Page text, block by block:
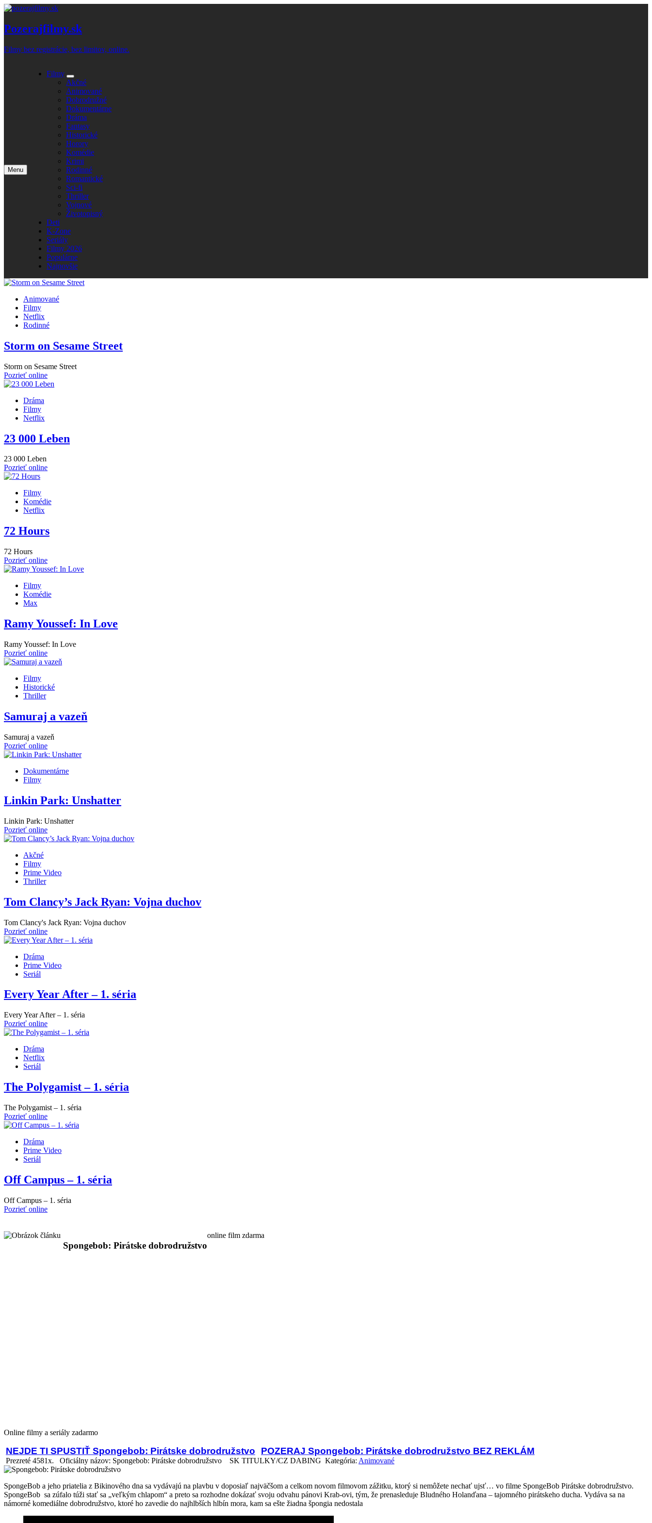
Skip
content
Pozerajfilmy.sk
Filmy bez registrácie, bez limitov, online.
Menu
Open
Filmy
Expand
submenu
Akčné
Animované
Dobrodružné
Dokumentárne
Dráma
Fantasy
Historické
Horory
Komédie
Krimi
Rodinné
Romantické
Sci-fi
Thriller
Vojnové
Životopisný
Deti
K-Zone
Seriály
Filmy 2026
Populárne
Najnovšie
Animované
Filmy
Netflix
Rodinné
Storm on Sesame Street
Storm on Sesame Street
Pozrieť online
Dráma
Filmy
Netflix
23 000 Leben
23 000 Leben
Pozrieť online
Filmy
Komédie
Netflix
72 Hours
72 Hours
Pozrieť online
Filmy
Komédie
Max
Ramy Youssef: In Love
Ramy Youssef: In Love
Pozrieť online
Filmy
Historické
Thriller
Samuraj a vazeň
Samuraj a vazeň
Pozrieť online
Dokumentárne
Filmy
Linkin Park: Unshatter
Linkin Park: Unshatter
Pozrieť online
Akčné
Filmy
Prime Video
Thriller
Tom Clancy’s Jack Ryan: Vojna duchov
Tom Clancy's Jack Ryan: Vojna duchov
Pozrieť online
Dráma
Prime Video
Seriál
Every Year After – 1. séria
Every Year After – 1. séria
Pozrieť online
Dráma
Netflix
Seriál
The Polygamist – 1. séria
The Polygamist – 1. séria
Pozrieť online
Dráma
Prime Video
Seriál
Off Campus – 1. séria
Off Campus – 1. séria
Pozrieť online
Spongebob: Pirátske dobrodružstvo
online film zdarma
Online filmy a seriály zadarmo
NEJDE TI SPUSTIŤ Spongebob: Pirátske dobrodružstvo POZERAJ Spongebob: Pirátske dobrodružstvo BEZ REKLÁM
Prezreté 4581x. Oficiálny názov: Spongebob: Pirátske dobrodružstvo SK TITULKY/CZ DABING Kategória: Animované
SpongeBob a jeho priatelia z Bikinového dna sa vydávajú na plavbu v doposiaľ najväčšom a celkom novom filmovom zážitku, ktorý si nemôžete nechať ujsť… vo filme SpongeBob Pirátske dobrodružstvo.
SpongeBob sa zúfalo túži stať sa „veľkým chlapom“ a preto sa rozhodne dokázať svoju odvahu pánovi Krab-ovi, tým, že prenasleduje Bludného Holanďana – tajomného pirátskeho ducha. Vydáva sa na
námorné komediálne dobrodružstvo, ktoré ho zavedie do najhlbších hlbín mora, kam sa ešte žiadna špongia nedostala